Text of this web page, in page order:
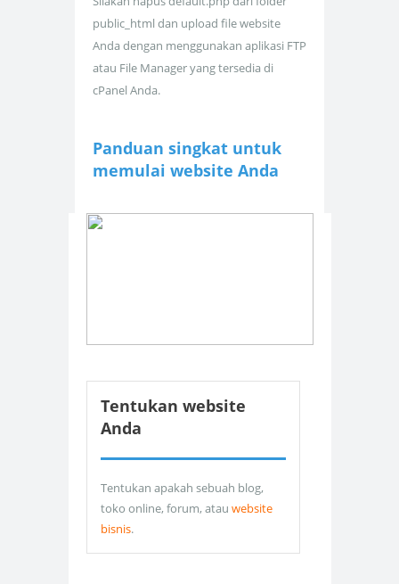
public_html dan upload file website
Anda dengan menggunakan aplikasi FTP
atau File Manager yang tersedia di
cPanel Anda.
Panduan singkat untuk
memulai website Anda
Tentukan website
Anda
Tentukan apakah sebuah blog,
toko online, forum, atau website
bisnis.